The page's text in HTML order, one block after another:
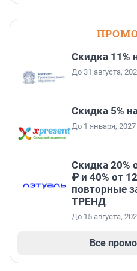
Скидка 11%
До 31 августа,
Скидка 5%
До 1 января, 2027
Скидка 20%
₽ и 40% от
повторные
ТРЕНД
До 15 августа,
Все